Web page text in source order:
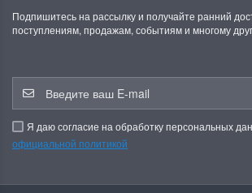
Подпишитесь на рассылку и получайте ранний
поступлениям, продажам, событиям и многому
Я даю согласие на обработку персональных
официальной политикой